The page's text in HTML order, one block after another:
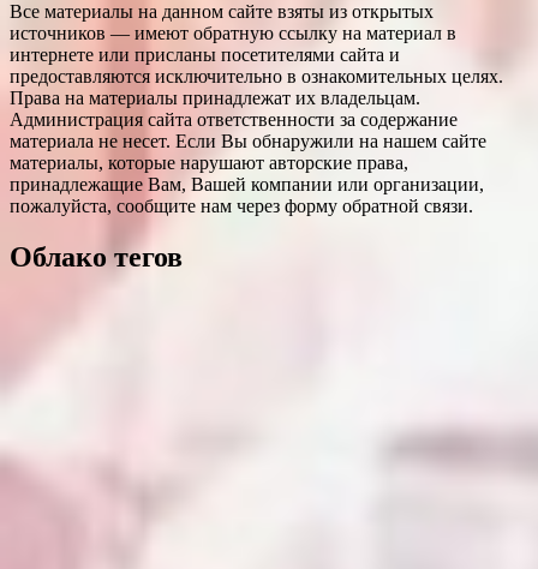
Все материалы на данном сайте взяты из открытых
источников — имеют обратную ссылку на материал в
интернете или присланы посетителями сайта и
предоставляются исключительно в ознакомительных целях.
Права на материалы принадлежат их владельцам.
Администрация сайта ответственности за содержание
материала не несет. Если Вы обнаружили на нашем сайте
материалы, которые нарушают авторские права,
принадлежащие Вам, Вашей компании или организации,
пожалуйста, сообщите нам через форму обратной связи.
Облако тегов